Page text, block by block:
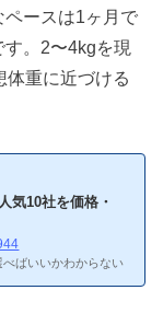
ースは1ヶ月で
。2〜4kgを現
体重に近づける
気10社を価格・
ばいいかわからない